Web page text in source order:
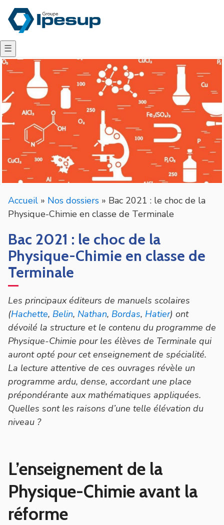
☰
Accueil » Nos dossiers » Bac 2021 : le choc de la
Physique-Chimie en classe de Terminale
Bac 2021 : le choc de la
Physique-Chimie en classe de
Terminale
Les principaux éditeurs de manuels scolaires
(Hachette, Belin, Nathan, Bordas, Hatier) ont
dévoilé la structure et le contenu du programme de
Physique-Chimie pour les élèves de Terminale qui
auront opté pour cet enseignement de spécialité.
La lecture attentive de ces ouvrages révèle un
programme ardu, dense, accordant une place
prépondérante aux mathématiques appliquées.
Quelles sont les raisons d’une telle élévation du
niveau ?
L’enseignement de la
Physique-Chimie avant la
réforme